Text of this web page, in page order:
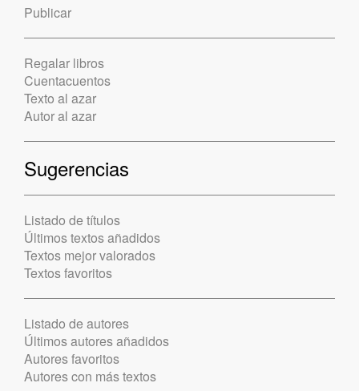
Publicar
Regalar libros
Cuentacuentos
Texto al azar
Autor al azar
Sugerencias
Listado de títulos
Últimos textos añadidos
Textos mejor valorados
Textos favoritos
Listado de autores
Últimos autores añadidos
Autores favoritos
Autores con más textos